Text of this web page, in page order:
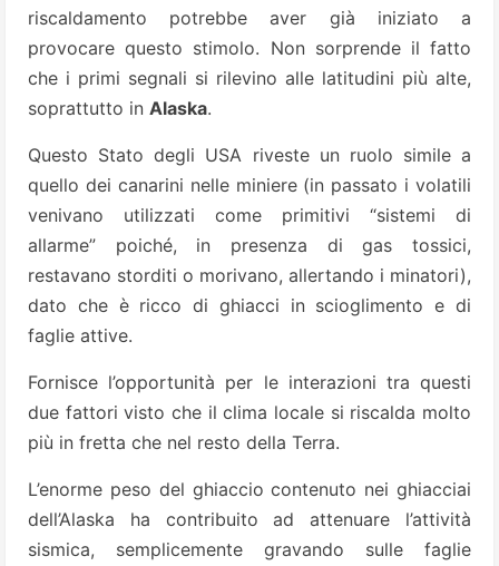
riscaldamento potrebbe aver già iniziato a
provocare questo stimolo. Non sorprende il fatto
che i primi segnali si rilevino alle latitudini più alte,
soprattutto in Alaska.
Questo Stato degli USA riveste un ruolo simile a
quello dei canarini nelle miniere (in passato i volatili
venivano utilizzati come primitivi “sistemi di
allarme” poiché, in presenza di gas tossici,
restavano storditi o morivano, allertando i minatori),
dato che è ricco di ghiacci in scioglimento e di
faglie attive.
Fornisce l’opportunità per le interazioni tra questi
due fattori visto che il clima locale si riscalda molto
più in fretta che nel resto della Terra.
L’enorme peso del ghiaccio contenuto nei ghiacciai
dell’Alaska ha contribuito ad attenuare l’attività
sismica, semplicemente gravando sulle faglie